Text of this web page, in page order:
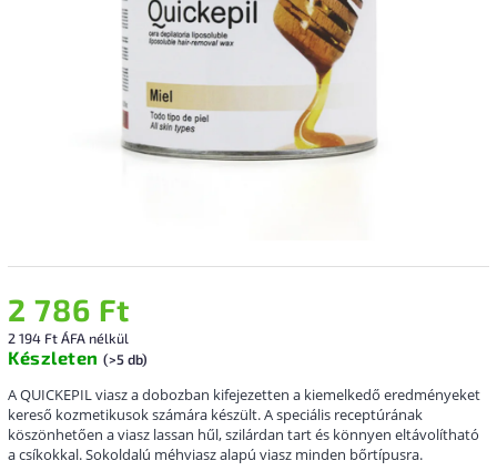
2 786 Ft
2 194 Ft ÁFA nélkül
Készleten (>5 db)
A QUICKEPIL viasz a dobozban kifejezetten a kiemelkedő eredményeket
kereső kozmetikusok számára készült. A speciális receptúrának
köszönhetően a viasz lassan hűl, szilárdan tart és könnyen eltávolítható
a csíkokkal. Sokoldalú méhviasz alapú viasz minden bőrtípusra.